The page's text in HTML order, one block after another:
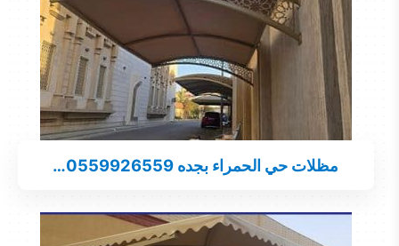
مظلات حي الحمراء بجده 0559926559…